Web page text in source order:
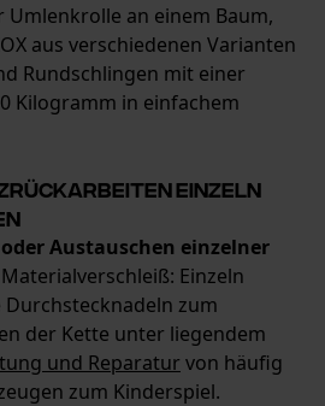
an einem Baum,
aus verschiedenen Varianten
Rundschlingen mit einer
Kilogramm in einfachem
einzeln
Austauschen einzelner
Einzeln
zum
der Kette unter liegendem
und Reparatur von häufig
zum Kinderspiel.